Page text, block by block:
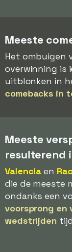
Meeste
Het ombuigen
overwinning is
uitblonken in
comebacks in
Meeste
resulterend
Valencia en
die de meeste
ondanks een
voorsprong en
wedstrijden